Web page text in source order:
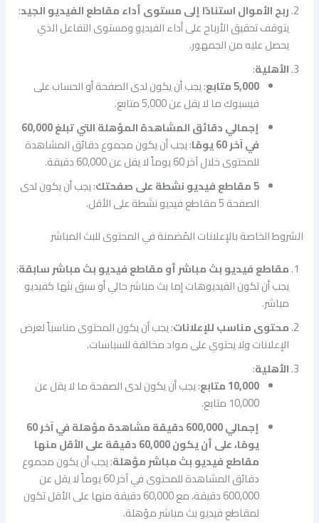
ربح الأموال استنادًا إلى مستوى أداء مقاطع الفيديو الجيد:
يتوقف تحقيق الأرباح على أداء الفيديو ومستوى التفاعل الذي
يحصل عليه من الجمهور.
الأهلية:
5,000 متابع
: يجب أن يكون لدى الصفحة أو الحساب على
فيسبوك ما لا يقل عن 5,000 متابع.
إجمالي دقائق المشاهدة المؤهلة التي تبلغ 60,000
في آخر 60 يومًا
: يجب أن يكون مجموع دقائق المشاهدة
للمحتوى خلال آخر 60 يوماً لا يقل عن 60,000 دقيقة.
5 مقاطع فيديو نشطة على صفحتك
: يجب أن يكون لدى
الصفحة 5 مقاطع فيديو نشطة على الأقل.
الشروط الخاصة بالإعلانات المُضمنة في المحتوى للبث المباشر
مقاطع فيديو بث مباشر أو مقاطع فيديو بث مباشر سابقة:
يجب أن تكون الفيديوهات إما بث مباشر حالي أو سبق بثها كفيديو
مباشر.
محتوى مناسب للإعلانات: يجب أن يكون المحتوى مناسباً لعرض
الإعلانات ولا يحتوي على مواد مخالفة للسياسات.
الأهلية:
10,000 متابع
: يجب أن يكون لدى الصفحة ما لا يقل عن
10,000 متابع.
إجمالي 600,000 دقيقة مشاهدة مؤهلة في آخر 60
يومًا، على أن يكون 60,000 دقيقة على الأقل منها
مقاطع فيديو بث مباشر مؤهلة: يجب أن يكون مجموع
دقائق المشاهدة للمحتوى في آخر 60 يوماً لا يقل عن
600,000 دقيقة، مع 60,000 دقيقة منها على الأقل تكون
لمقاطع فيديو بث مباشر مؤهلة.